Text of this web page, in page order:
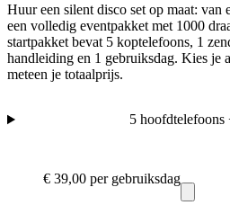
Huur een silent disco set op maat: van
een volledig eventpakket met 1000
startpakket bevat 5 koptelefoons, 1
handleiding en 1 gebruiksdag. Kies je
meteen je totaalprijs.
5 hoofdtelefoons
€ 39,00 per gebruiksdag